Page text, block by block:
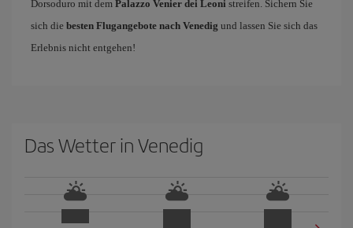
Dorsoduro mit dem Palazzo Venier dei Leoni streifen. Sichern Sie
sich die besten Flugangebote nach Venedig und lassen Sie sich das
Erlebnis nicht entgehen!
Das Wetter in Venedig